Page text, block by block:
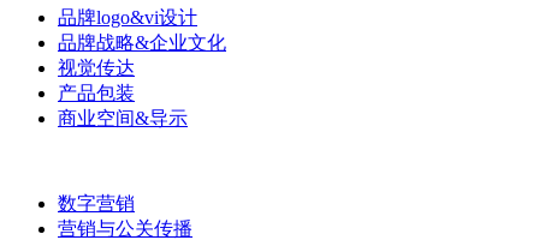
品牌logo&vi设计
品牌战略&企业文化
视觉传达
产品包装
商业空间&导示
数字营销
营销与公关传播